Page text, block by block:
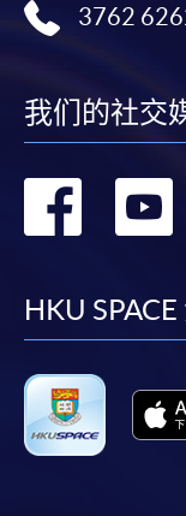
3762
我们的社交
转
HKU